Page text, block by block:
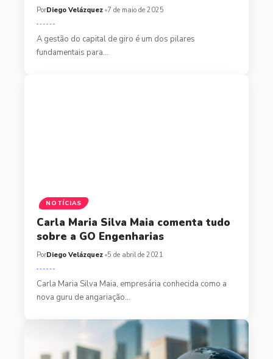
PorDiego Velázquez 7 de maio de 2025
A gestão do capital de giro é um dos pilares
fundamentais para…
NOTÍCIAS
Carla Maria Silva Maia comenta tudo
sobre a GO Engenharias
PorDiego Velázquez 5 de abril de 2021
Carla Maria Silva Maia, empresária conhecida como a
nova guru de angariação…